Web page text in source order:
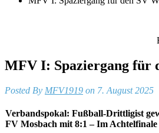
MFV I: Spaziergang für
Posted By MFV1919 on 7. August 2025
Verbandspokal: Fußball-Drittligist
FV Mosbach mit 8:1 – Im